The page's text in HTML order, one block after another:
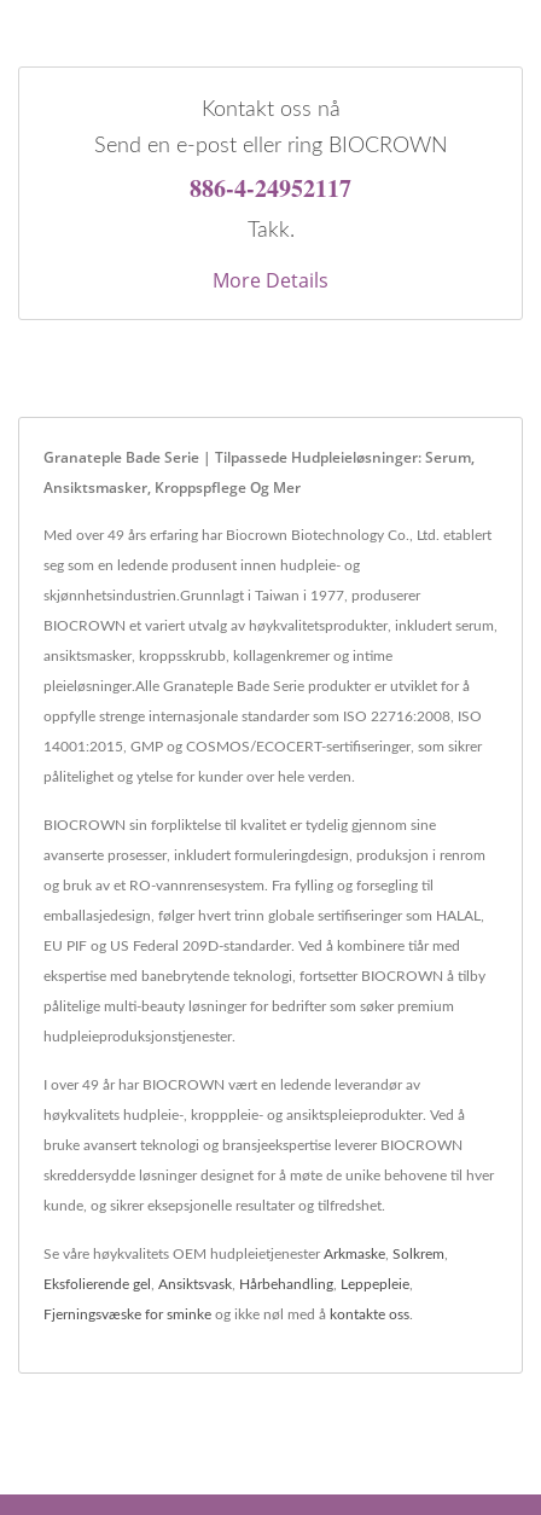
Kontakt oss nå
Send en e-post eller ring BIOCROWN
886-4-24952117
Takk.
More Details
Granateple Bade Serie | Tilpassede Hudpleieløsninger: Serum,
Ansiktsmasker, Kroppspflege Og Mer
Med over 49 års erfaring har Biocrown Biotechnology Co., Ltd. etablert
seg som en ledende produsent innen hudpleie- og
skjønnhetsindustrien.Grunnlagt i Taiwan i 1977, produserer
BIOCROWN et variert utvalg av høykvalitetsprodukter, inkludert serum,
ansiktsmasker, kroppsskrubb, kollagenkremer og intime
pleieløsninger.Alle Granateple Bade Serie produkter er utviklet for å
oppfylle strenge internasjonale standarder som ISO 22716:2008, ISO
14001:2015, GMP og COSMOS/ECOCERT-sertifiseringer, som sikrer
pålitelighet og ytelse for kunder over hele verden.
BIOCROWN sin forpliktelse til kvalitet er tydelig gjennom sine
avanserte prosesser, inkludert formuleringdesign, produksjon i renrom
og bruk av et RO-vannrensesystem. Fra fylling og forsegling til
emballasjedesign, følger hvert trinn globale sertifiseringer som HALAL,
EU PIF og US Federal 209D-standarder. Ved å kombinere tiår med
ekspertise med banebrytende teknologi, fortsetter BIOCROWN å tilby
pålitelige multi-beauty løsninger for bedrifter som søker premium
hudpleieproduksjonstjenester.
I over 49 år har BIOCROWN vært en ledende leverandør av
høykvalitets hudpleie-, kropppleie- og ansiktspleieprodukter. Ved å
bruke avansert teknologi og bransjeekspertise leverer BIOCROWN
skreddersydde løsninger designet for å møte de unike behovene til hver
kunde, og sikrer eksepsjonelle resultater og tilfredshet.
Se våre høykvalitets OEM hudpleietjenesterArkmaske, Solkrem,
Eksfolierende gel , Ansiktsvask, Hårbehandling, Leppepleie,
Fjerningsvæske for sminke og ikke nøl med å kontakte oss.